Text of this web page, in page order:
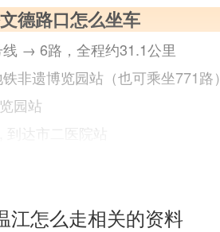
德路口怎么坐车
→ 6路，全程约31.1公里
非遗博览园站（也可乘坐771路）
园站
达市二医院站
德路口
江怎么走相关的资料